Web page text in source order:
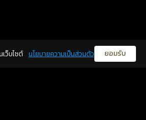
ว็บไซต์ นโยบายความเป็นส่วนตัว ยอมรับ